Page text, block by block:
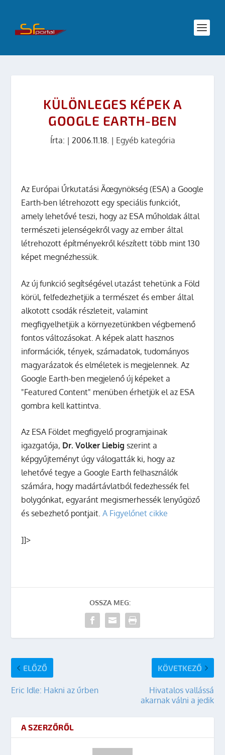
KÜLÖNLEGES KÉPEK A
GOOGLE EARTH-BEN
Írta: | 2006.11.18. | Egyéb kategória
Az Európai Űrkutatási Ãœgynökség (ESA) a Google
Earth-ben létrehozott egy speciális funkciót,
amely lehetővé teszi, hogy az ESA műholdak által
természeti jelenségekről vagy az ember által
létrehozott építményekről készített több mint 130
képet megnézhessük.
Az új funkció segítségével utazást tehetünk a Föld
körül, felfedezhetjük a természet és ember által
alkotott csodák részleteit, valamint
megfigyelhetjük a környezetünkben végbemenő
fontos változásokat. A képek alatt hasznos
információk, tények, számadatok, tudományos
magyarázatok és elméletek is megjelennek. Az
Google Earth-ben megjelenő új képeket a
"Featured Content" menüben érhetjük el az ESA
gombra kell kattintva.
Az ESA Földet megfigyelő programjainak
igazgatója, Dr. Volker Liebig szerint a
képgyűjteményt úgy válogatták ki, hogy az
lehetővé tegye a Google Earth felhasználók
számára, hogy madártávlatból fedezhessék fel
bolygónkat, egyaránt megismerhessék lenyűgöző
és sebezhető pontjait.A Figyelőnet cikke
]]>
OSSZA MEG:
ELŐZŐ
Eric Idle: Hakni az űrben
KÖVETKEZŐ
Hivatalos vallássá
akarnak válni a jedik
A SZERZŐRŐL